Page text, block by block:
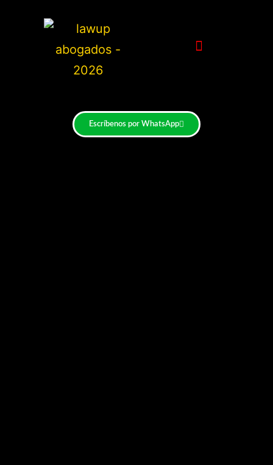
Escríbenos por WhatsApp